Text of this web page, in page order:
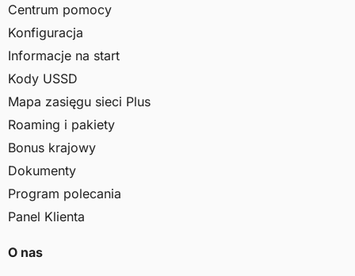
Centrum pomocy
Konfiguracja
Informacje na start
Kody USSD
Mapa zasięgu sieci Plus
Roaming i pakiety
Bonus krajowy
Dokumenty
Program polecania
Panel Klienta
O nas